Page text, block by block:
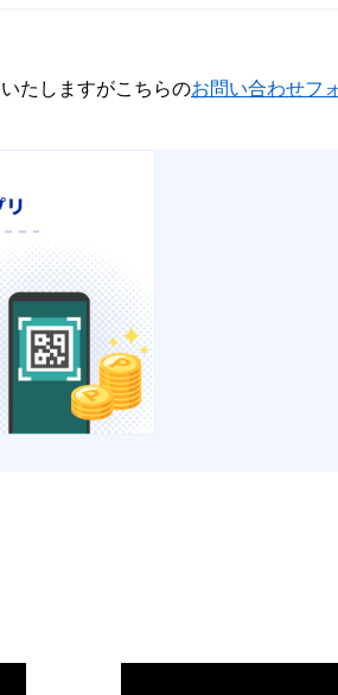
たしますがこちらのお問い合わせフ